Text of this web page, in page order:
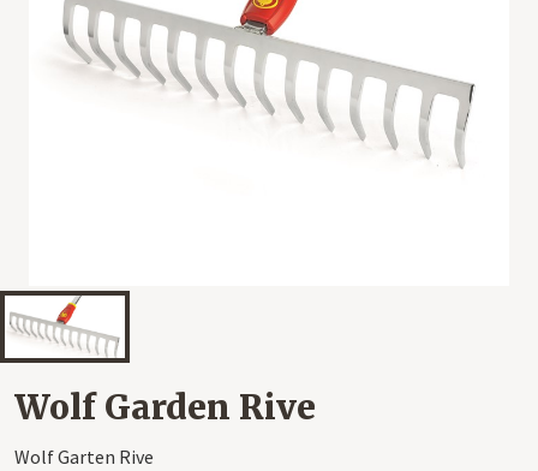
Wolf Garden Rive
Wolf Garten Rive